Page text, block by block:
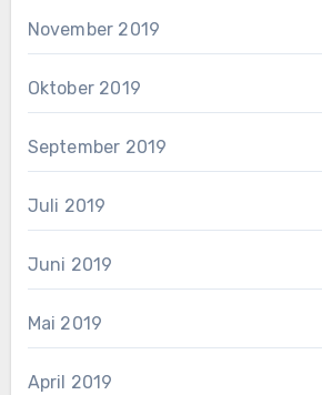
November 2019
Oktober 2019
September 2019
Juli 2019
Juni 2019
Mai 2019
April 2019